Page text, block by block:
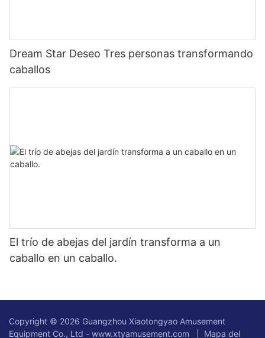
Dream Star Deseo Tres personas transformando
caballos
El trío de abejas del jardín transforma a un
caballo en un caballo.
Copyright © 2026 Guangzhou Xiaotongyao Amusement
Equipment Co., Ltd - www.xtyamusement.com |
Mapa del